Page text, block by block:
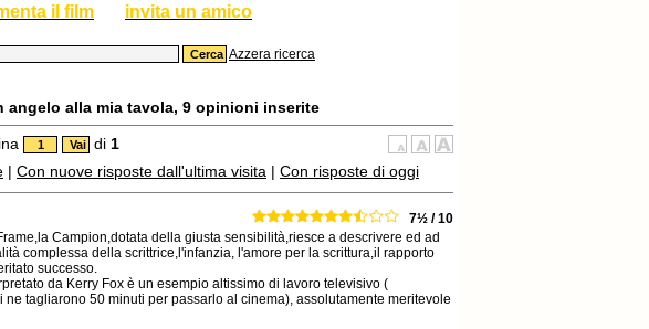
il film invita un amico
Azzera ricerca
angelo alla mia tavola, 9 opinioni inserite
di 1
| Con nuove risposte dall'ultima visita | Con risposte di oggi
7½ / 10
Campion,dotata della giusta sensibilità,riesce a descrivere ed ad
complessa della scrittrice,l'infanzia, l'amore per la scrittura,il rapporto
successo.
da Kerry Fox è un esempio altissimo di lavoro televisivo (
tagliarono 50 minuti per passarlo al cinema), assolutamente meritevole